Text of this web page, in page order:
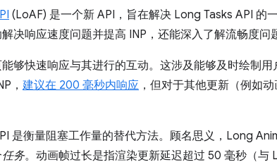
(LoAF) 是一个新 API，旨在解决 Long Tasks API 的
决响应速度问题并提高 INP，还能深入了解流畅度问
够快速响应与其进行的互动。这涉及能够及时绘制
， 建议在 200 毫秒内响应 ，但对于其他更新（例如
是衡量阻塞工作量的替代方法。顾名思义，Long
任务。动画帧过长是指渲染更新延迟超过 50 毫秒（与